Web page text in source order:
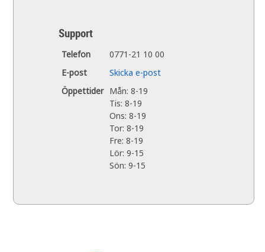
Support
Telefon
0771-21 10 00
E-post
Skicka e-post
Öppettider Mån: 8-19
Tis: 8-19
Ons: 8-19
Tor: 8-19
Fre: 8-19
Lör: 9-15
Sön: 9-15